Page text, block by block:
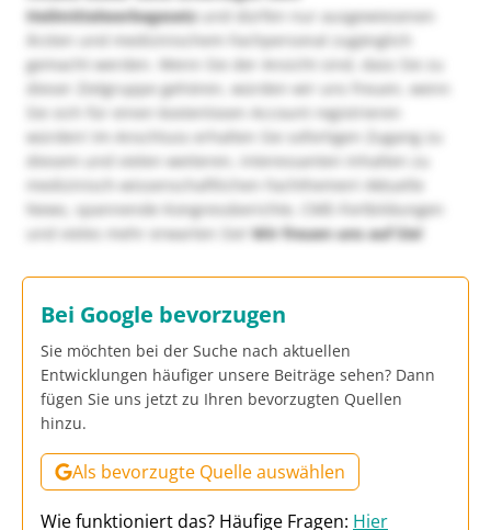
Heilmittelwerbegesetzund dürfen nur ausgewiesenen
Ärzten und medizinischem Fachpersonal zugänglich
gemacht werden. Wenn Sie der Ansicht sind, dass Sie zu
dieser Zielgruppe gehören, würden wir uns freuen, wenn
Sie sich für einen kostenlosen Account registrieren
würden! Im Anschluss erhalten Sie sofortigen Zugang zu
diesem und vielen weiteren, interessanten Inhalten zu
medizinisch-wissenschaftlichen Fachthemen! Aktuelle
News, spannende Kongressberichte, CME-Fortbildungen
und vieles mehr erwarten Sie!Wir freuen uns auf Sie!
Bei Google bevorzugen
Sie möchten bei der Suche nach aktuellen
Entwicklungen häufiger unsere Beiträge sehen? Dann
fügen Sie uns jetzt zu Ihren bevorzugten Quellen
hinzu.
Als bevorzugte Quelle auswählen
Wie funktioniert das? Häufige Fragen: Hier